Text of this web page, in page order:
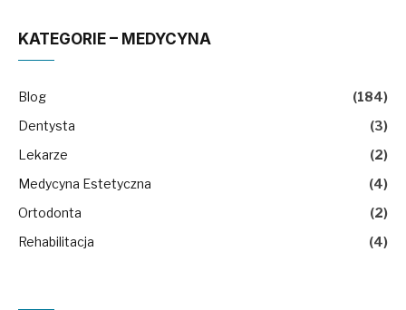
KATEGORIE – MEDYCYNA
Blog
(184)
Dentysta
(3)
Lekarze
(2)
Medycyna Estetyczna
(4)
Ortodonta
(2)
Rehabilitacja
(4)